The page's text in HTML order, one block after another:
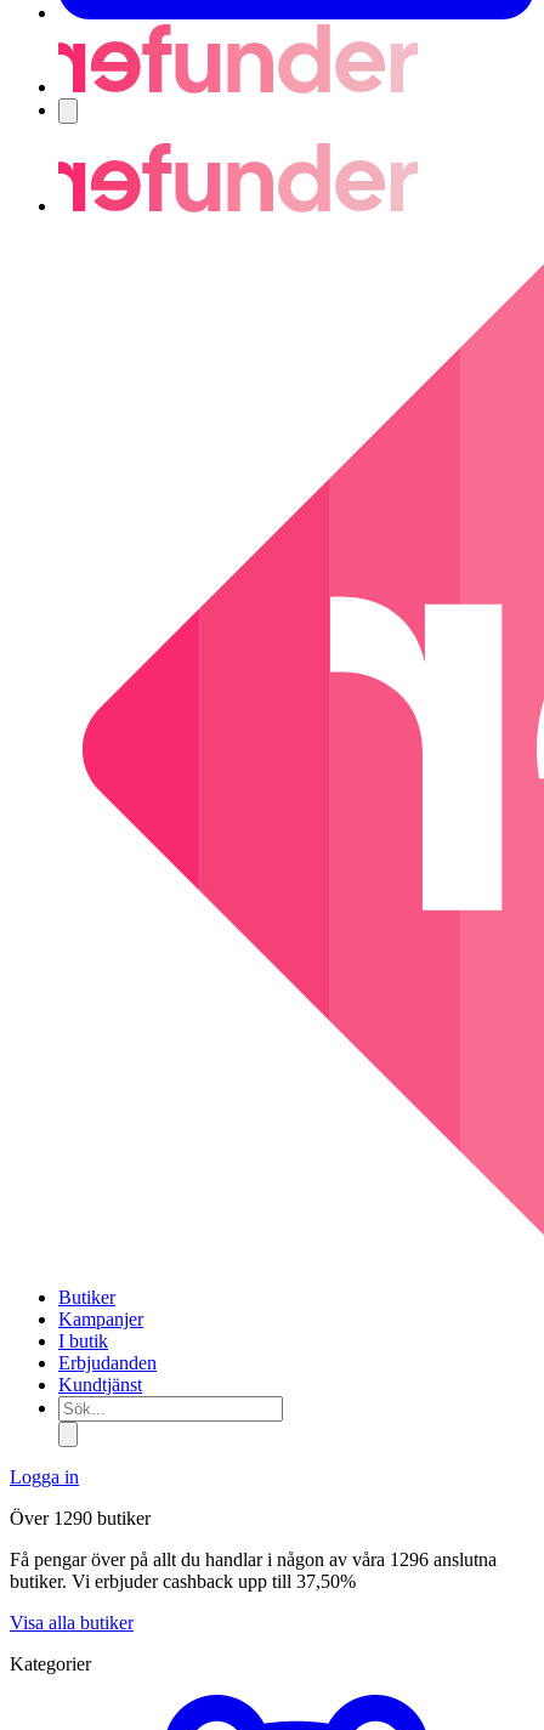
Butiker
Kampanjer
I butik
Erbjudanden
Kundtjänst
Sök...
Logga in
Över 1290 butiker
Få pengar över på allt du handlar i någon av våra 1296 anslutna
butiker. Vi erbjuder cashback upp till 37,50%
Visa alla butiker
Kategorier